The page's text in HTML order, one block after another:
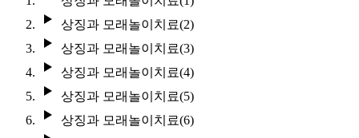
상징과 모래놀이치료(2)
상징과 모래놀이치료(3)
상징과 모래놀이치료(4)
상징과 모래놀이치료(5)
상징과 모래놀이치료(6)